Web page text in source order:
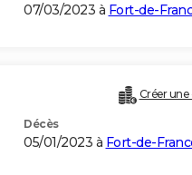
07/03/2023 à Fort-de-
Créer
Décès
05/01/2023 à Fort-de-